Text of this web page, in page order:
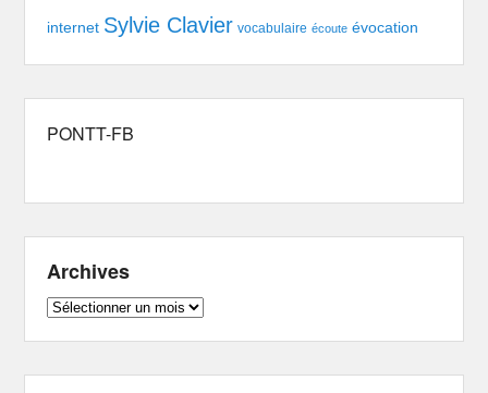
internet Sylvie Clavier vocabulaire écoute évocation
PONTT-FB
Archives
Archives